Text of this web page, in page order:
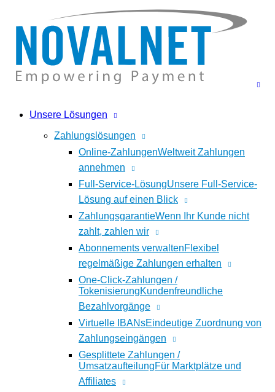
Unsere Lösungen
Zahlungslösungen
Online-ZahlungenWeltweit Zahlungen
annehmen
Full-Service-LösungUnsere Full-Service-
Lösung auf einen Blick
ZahlungsgarantieWenn Ihr Kunde nicht
zahlt, zahlen wir
Abonnements verwaltenFlexibel
regelmäßige Zahlungen erhalten
One-Click-Zahlungen /
TokenisierungKundenfreundliche
Bezahlvorgänge
Virtuelle IBANsEindeutige Zuordnung von
Zahlungseingängen
Gesplittete Zahlungen /
UmsatzaufteilungFür Marktplätze und
Affiliates